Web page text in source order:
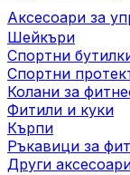
Аксесоари за
Шейкъри
Спортни
Спортни
Колани за
Фитили и куки
Кърпи
Ръкавици за
Други